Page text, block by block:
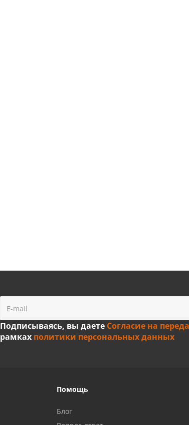
Подписываясь, вы даете Согласие на
рамках политики персональных данных
Помощь
Блог